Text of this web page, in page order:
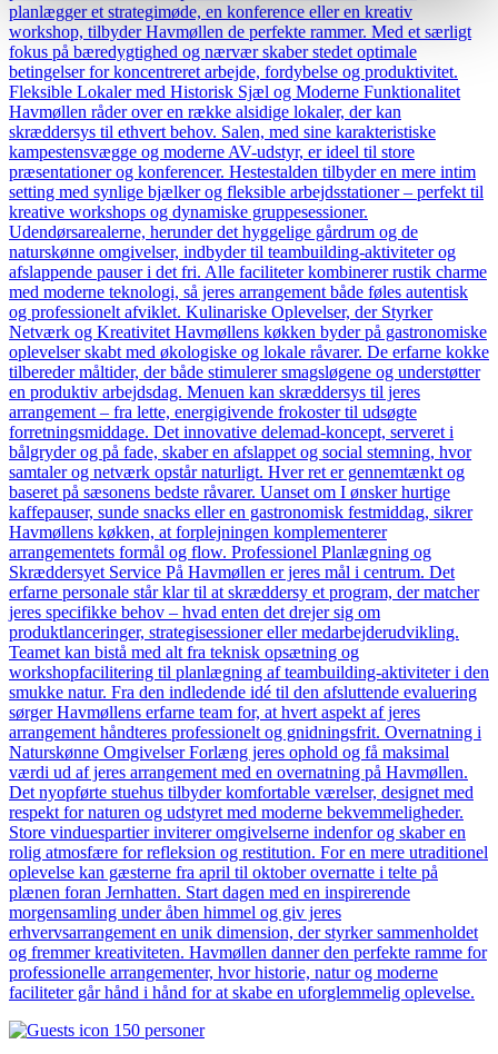
planlægger et strategimøde, en konference eller en kreativ
workshop, tilbyder Havmøllen de perfekte rammer. Med et særligt
fokus på bæredygtighed og nærvær skaber stedet optimale
betingelser for koncentreret arbejde, fordybelse og produktivitet.
Fleksible Lokaler med Historisk Sjæl og Moderne Funktionalitet
Havmøllen råder over en række alsidige lokaler, der kan
skræddersys til ethvert behov. Salen, med sine karakteristiske
kampestensvægge og moderne AV-udstyr, er ideel til store
præsentationer og konferencer. Hestestalden tilbyder en mere intim
setting med synlige bjælker og fleksible arbejdsstationer – perfekt til
kreative workshops og dynamiske gruppesessioner.
Udendørsarealerne, herunder det hyggelige gårdrum og de
naturskønne omgivelser, indbyder til teambuilding-aktiviteter og
afslappende pauser i det fri. Alle faciliteter kombinerer rustik charme
med moderne teknologi, så jeres arrangement både føles autentisk
og professionelt afviklet. Kulinariske Oplevelser, der Styrker
Netværk og Kreativitet Havmøllens køkken byder på gastronomiske
oplevelser skabt med økologiske og lokale råvarer. De erfarne kokke
tilbereder måltider, der både stimulerer smagsløgene og understøtter
en produktiv arbejdsdag. Menuen kan skræddersys til jeres
arrangement – fra lette, energigivende frokoster til udsøgte
forretningsmiddage. Det innovative delemad-koncept, serveret i
bålgryder og på fade, skaber en afslappet og social stemning, hvor
samtaler og netværk opstår naturligt. Hver ret er gennemtænkt og
baseret på sæsonens bedste råvarer. Uanset om I ønsker hurtige
kaffepauser, sunde snacks eller en gastronomisk festmiddag, sikrer
Havmøllens køkken, at forplejningen komplementerer
arrangementets formål og flow. Professionel Planlægning og
Skræddersyet Service På Havmøllen er jeres mål i centrum. Det
erfarne personale står klar til at skræddersy et program, der matcher
jeres specifikke behov – hvad enten det drejer sig om
produktlanceringer, strategisessioner eller medarbejderudvikling.
Teamet kan bistå med alt fra teknisk opsætning og
workshopfacilitering til planlægning af teambuilding-aktiviteter i den
smukke natur. Fra den indledende idé til den afsluttende evaluering
sørger Havmøllens erfarne team for, at hvert aspekt af jeres
arrangement håndteres professionelt og gnidningsfrit. Overnatning i
Naturskønne Omgivelser Forlæng jeres ophold og få maksimal
værdi ud af jeres arrangement med en overnatning på Havmøllen.
Det nyopførte stuehus tilbyder komfortable værelser, designet med
respekt for naturen og udstyret med moderne bekvemmeligheder.
Store vinduespartier inviterer omgivelserne indenfor og skaber en
rolig atmosfære for refleksion og restitution. For en mere utraditionel
oplevelse kan gæsterne fra april til oktober overnatte i telte på
plænen foran Jernhatten. Start dagen med en inspirerende
morgensamling under åben himmel og giv jeres
erhvervsarrangement en unik dimension, der styrker sammenholdet
og fremmer kreativiteten. Havmøllen danner den perfekte ramme for
professionelle arrangementer, hvor historie, natur og moderne
faciliteter går hånd i hånd for at skabe en uforglemmelig oplevelse.
150 personer